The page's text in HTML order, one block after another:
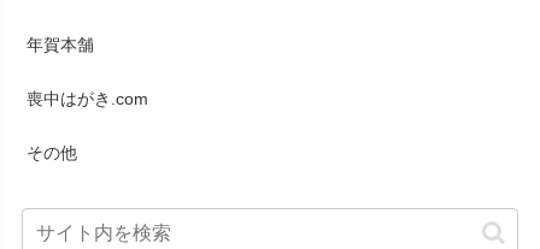
年賀本舗
喪中はがき.com
その他